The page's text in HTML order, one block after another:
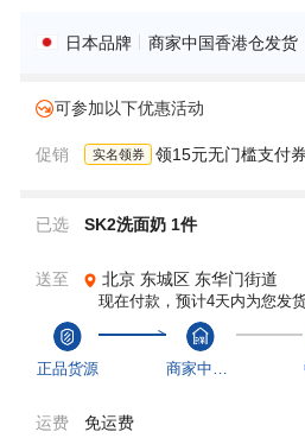
日本品牌 商家中国香港仓发货
可参加以下优惠活动
促销 实名领券 领15元无门槛支付券
已选 SK2洗面奶 1件
送至 北京 东城区 东华门街道
现在付款，预计4天内为您发
正品货源 商家中国香港仓
运费 免运费